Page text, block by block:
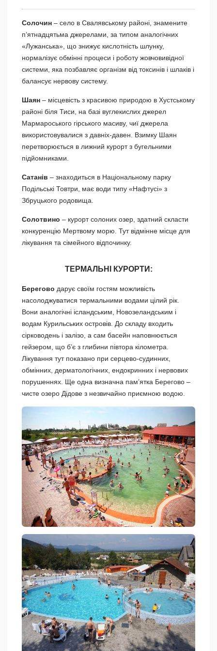
Солочин – село в Свалявському районі, знамените
п’ятнадцятьма джерелами, за типом аналогічних
«Лужанська», що знижує кислотність шлунку,
нормалізує обмінні процеси і роботу жовчовивідної
системи, яка позбавляє організм від токсинів і шлаків і
балансує нервову систему.
Шаян – місцевість з красивою природою в Хустському
районі біля Тиси, на базі вуглекислих джерел
Мармароського гірського масиву, чиї джерела
використовувалися з давніх-давен. Взимку Шаян
перетворюється в лижний курорт з бугельними
підйомниками.
Сатанів – знаходиться в Національному парку
Подільські Товтри, має води типу «Нафтусі» з
Збруцького родовища.
Солотвино – курорт солоних озер, здатний скласти
конкуренцію Мертвому морю. Тут відмінне місце для
лікування та сімейного відпочинку.
ТЕРМАЛЬНІ КУРОРТИ:
Берегово дарує своїм гостям можливість
насолоджуватися термальними водами цілий рік.
Вони аналогічні ісландським, Новозеландським і
водам Курильських островів. До складу входить
сірководень і залізо, а сам басейн наповнюється
гейзером, що б’є з глибини півтора кілометра.
Лікування тут показано при серцево-судинних,
обмінних, дерматологічних, ендокринних і нервових
порушеннях. Ще одна визначна пам’ятка Берегово –
чисте озеро Дідове з незвичайно приємною водою.